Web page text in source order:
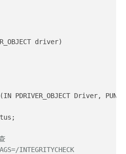
driver)
(IN PDRIVER_OBJECT Driver,
INTEGRITYCHECK